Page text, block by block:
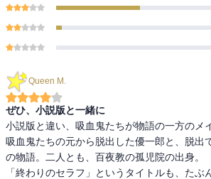
Queen M.
ぜひ、小説版と一緒に
小説版と違い、吸血鬼たちが物語の一方のメ
吸血鬼たちの元から脱出した優一郎と、脱出
の物語。二人とも、百夜教の孤児院の出身。
「終わりのセラフ」というタイトルも、たぶ